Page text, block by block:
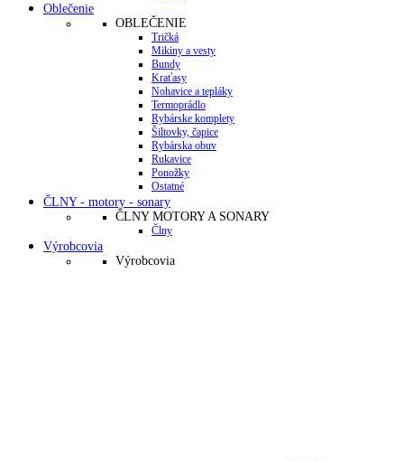
Oblečenie
OBLEČENIE
Tričká
Mikiny a vesty
Bundy
Kraťasy
Nohavice a tepláky
Termoprádlo
Rybárske komplety
Šiltovky, čapice
Rybárska obuv
Rukavice
Ponožky
Ostatné
ČLNY - motory - sonary
ČLNY MOTORY A SONARY
Člny
Výrobcovia
Výrobcovia